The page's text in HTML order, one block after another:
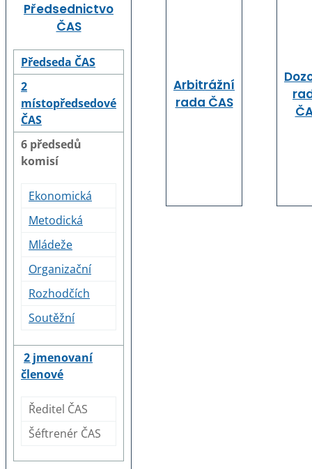
Předsednictvo
ČAS
Předseda ČAS
2
místopředsedové
ČAS
6 předsedů
komisí
Ekonomická
Metodická
Mládeže
Organizační
Rozhodčích
Soutěžní
2 jmenovaní
členové
Ředitel ČAS
Šéftrenér ČAS
Arbitrážní
rada ČAS